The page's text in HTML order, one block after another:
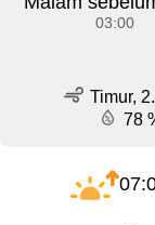
03:00
Timur,
78